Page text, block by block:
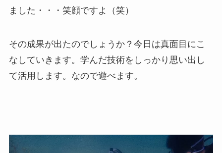
ました・・・笑顔ですよ（笑）
その成果が出たのでしょうか？今日は真面目にこ
なしていきます。学んだ技術をしっかり思い出し
て活用します。なので遊べます。